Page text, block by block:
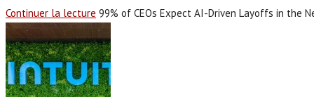
Continuer la lecture 99% of CEOs Expect AI-Driven Layoffs in the